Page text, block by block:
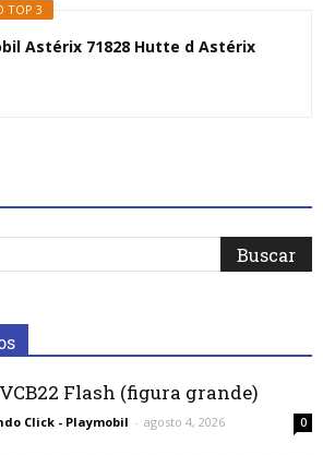
TOP 3
Astérix 71828 Hutte d Astérix
Flash (figura grande)
Click - Playmobil - agosto 4, 2026 0